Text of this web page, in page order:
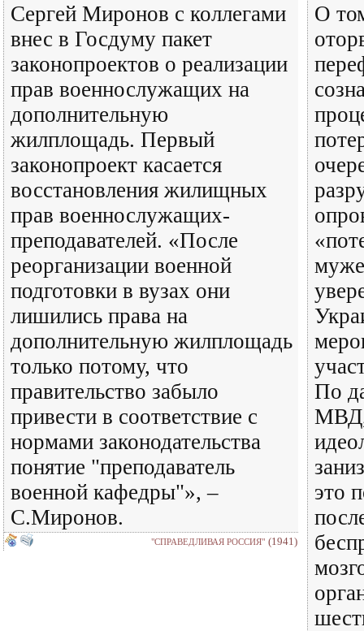
Сергей Миронов с коллегами
внес в Госдуму пакет
законопроектов о реализации
прав военнослужащих на
дополнительную
жилплощадь. Первый
законопроект касается
восстановления жилищных
прав военнослужащих-
преподавателей. «После
реорганизации военной
подготовки в вузах они
лишились права на
дополнительную жилплощадь
только потому, что
правительство забыло
привести в соответствие с
нормами законодательства
понятие "преподаватель
военной кафедры"», –
С.Миронов.
"СПРАВЕДЛИВАЯ РОССИЯ" (1941)
О
По
МВД,
это